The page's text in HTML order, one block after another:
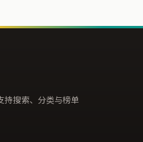
持搜索、分类与榜单